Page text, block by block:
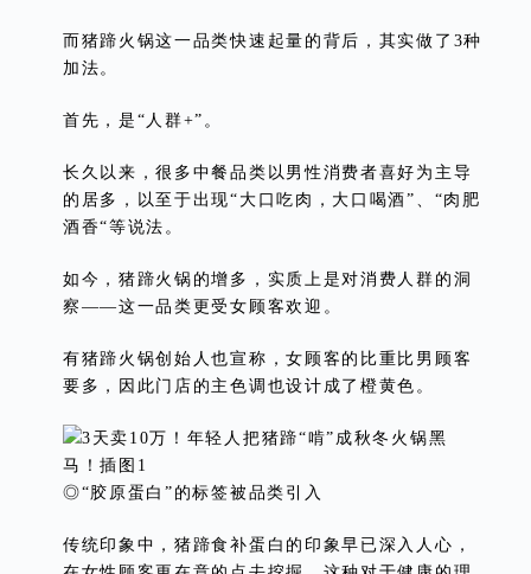
而猪蹄火锅这一品类快速起量的背后，其实做了3种
加法。
首先，是“人群+”。
长久以来，很多中餐品类以男性消费者喜好为主导
的居多，以至于出现“大口吃肉，大口喝酒”、“肉肥
酒香“等说法。
如今，猪蹄火锅的增多，实质上是对消费人群的洞
察——这一品类更受女顾客欢迎。
有猪蹄火锅创始人也宣称，女顾客的比重比男顾客
要多，因此门店的主色调也设计成了橙黄色。
◎“胶原蛋白”的标签被品类引入
传统印象中，猪蹄食补蛋白的印象早已深入人心，